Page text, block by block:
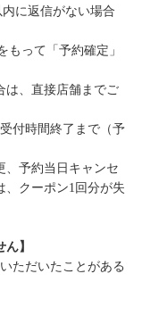
に返信がない場合
って「予約確定」
は、直接店舗までご
付時間終了まで（予
、予約当日キャンセ
、クーポン1回分が失
】
ただいたことがある